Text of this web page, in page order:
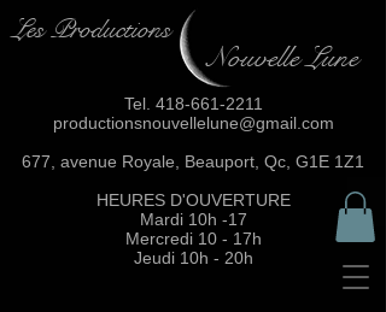
Les Productions
Nouvelle Lune
Tel. 418-661-2211
productionsnouvellelune@gmail.com
677, avenue Royale, Beauport, Qc, G1E 1Z1
HEURES D'OUVERTURE
Mardi 10h -17
Mercredi 10 - 17h
Jeudi 10h - 20h